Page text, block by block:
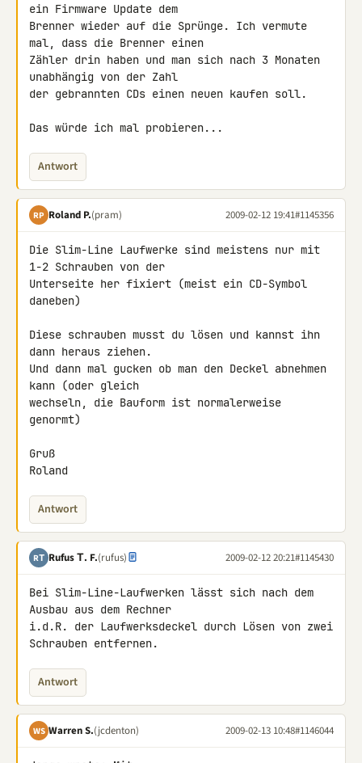
ein Firmware Update dem
Brenner wieder auf die Sprünge. Ich vermute
mal, dass die Brenner einen
Zähler drin haben und man sich nach 3 Monaten
unabhängig von der Zahl
der gebrannten CDs einen neuen kaufen soll.
Das würde ich mal probieren...
Antwort
RP Roland P.(pram) 2009-02-12 19:41#1145356
Die Slim-Line Laufwerke sind meistens nur mit
1-2 Schrauben von der
Unterseite her fixiert (meist ein CD-Symbol
daneben)
Diese schrauben musst du lösen und kannst ihn
dann heraus ziehen.
Und dann mal gucken ob man den Deckel abnehmen
kann (oder gleich
wechseln, die Bauform ist normalerweise
genormt)
Gruß
Roland
Antwort
RΤ Rufus Τ. F.(rufus) 2009-02-12 20:21#1145430
Bei Slim-Line-Laufwerken lässt sich nach dem
Ausbau aus dem Rechner
i.d.R. der Laufwerksdeckel durch Lösen von zwei
Schrauben entfernen.
Antwort
WS Warren S.(jcdenton) 2009-02-13 10:48#1146044